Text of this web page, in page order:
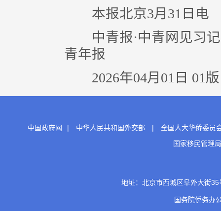
本报北京3月31日电
中青报·中青网见习记
青年报
2026年04月01日 01版
中国政府网 | 中华人民共和国外交部 |
全国人大华侨委员
国家移民管理局
地址：北京市西城区阜外大街
国务院侨务